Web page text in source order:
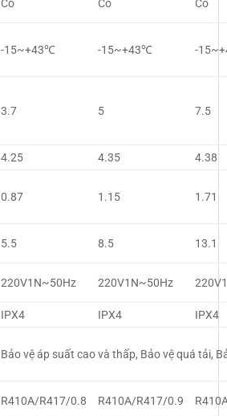
Có Có Có
-15~+43℃ -15~+43℃ -
3.7 5 7.5
4.25 4.35
4.38
0.87 1.15 1.71
5.5 8.5 13.1
220V1N~50Hz 220V1N~50Hz
IPX4 IPX4
IPX4
Bảo vệ áp suất cao và thấp, Bảo vệ quá tải,
R410A/R417/0.8 R410A/R417/0.9